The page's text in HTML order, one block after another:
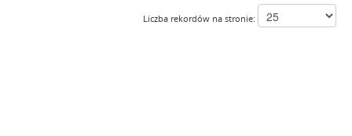
Liczba rekordów na stronie: